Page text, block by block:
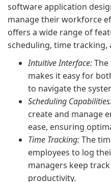
software application
manage their workforce
offers a wide range of
scheduling, time tracking,
Intuitive Interface:
makes it easy for
to navigate the
Scheduling
create and manage
ease, ensuring
Time Tracking:The
employees to log
managers keep
productivity.